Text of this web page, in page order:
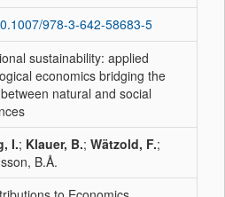
978-3-642-58683-5
sustainability: applied
economics bridging the
natural and social
I.; Klauer, B.; Wätzold, F.;
B.Å.